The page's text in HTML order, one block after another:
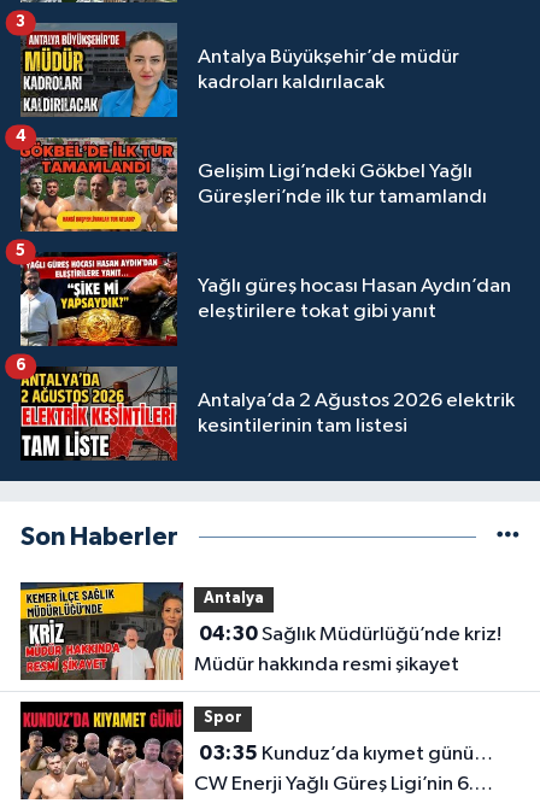
Antalya Büyükşehir’de müdür
kadroları kaldırılacak
3
Gelişim Ligi’ndeki Gökbel Yağlı
Güreşleri’nde ilk tur tamamlandı
4
Yağlı güreş hocası Hasan Aydın’dan
eleştirilere tokat gibi yanıt
5
Antalya’da 2 Ağustos 2026 elektrik
kesintilerinin tam listesi
6
Son Haberler
Antalya
04:30Sağlık Müdürlüğü’nde kriz!
Müdür hakkında resmi şikayet
Spor
03:35
CW Enerji Yağlı Güreş Ligi’nin 6.